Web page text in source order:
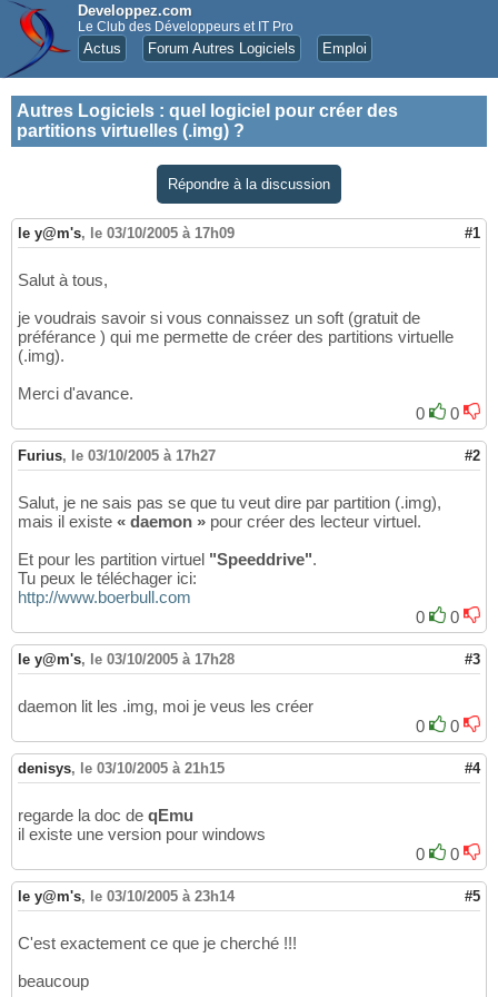
Developpez.com
Le Club des Développeurs et IT Pro
Actus Forum Autres Logiciels Emploi
Autres Logiciels : quel logiciel pour créer des
partitions virtuelles (.img) ?
Répondre à la discussion
le y@m's, le 03/10/2005 à 17h09 #1
Salut à tous,
je voudrais savoir si vous connaissez un soft (gratuit de
préférance ) qui me permette de créer des partitions virtuelle
(.img).
Merci d'avance.
0
0
Furius, le 03/10/2005 à 17h27 #2
Salut, je ne sais pas se que tu veut dire par partition (.img),
mais il existe « daemon » pour créer des lecteur virtuel.
Et pour les partition virtuel "Speeddrive".
Tu peux le téléchager ici:
http://www.boerbull.com
0
0
le y@m's, le 03/10/2005 à 17h28 #3
daemon lit les .img, moi je veus les créer
0
0
denisys, le 03/10/2005 à 21h15 #4
regarde la doc de qEmu
il existe une version pour windows
0
0
le y@m's, le 03/10/2005 à 23h14 #5
C'est exactement ce que je cherché !!!
beaucoup